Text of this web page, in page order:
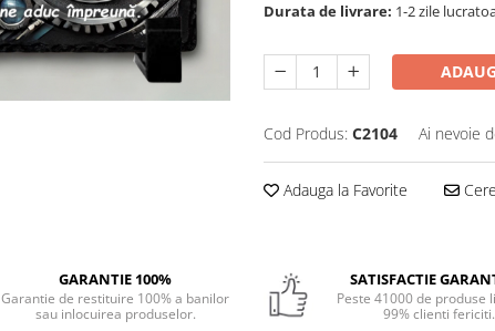
Durata de livrare: 1-2 zile
Cod Produs: C2104 Ai nevoie
Adauga la Favorite
GARANTIE 100%
Garantie de restituire 100% a banilor
sau inlocuirea produselor.
SATISFACTIE
Peste 41000 de produse
99% clienti fericiti.